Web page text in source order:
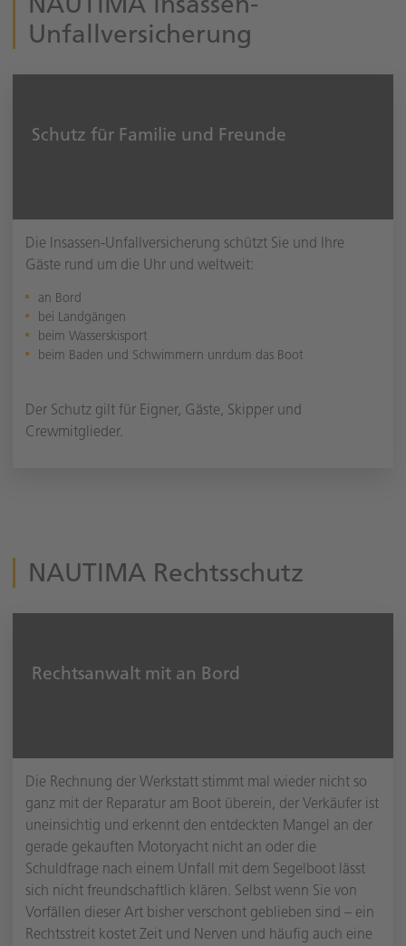
Unfallversicherung
Schutz für Familie und Freunde
Die Insassen-Unfallversicherung schützt Sie und Ihre
Gäste rund um die Uhr und weltweit:
an Bord
bei Landgängen
beim Wasserskisport
beim Baden und Schwimmern unrdum das Boot
Der Schutz gilt für Eigner, Gäste, Skipper und
Crewmitglieder.
NAUTIMA Rechtsschutz
Rechtsanwalt mit an Bord
Die Rechnung der Werkstatt stimmt mal wieder nicht so
ganz mit der Reparatur am Boot überein, der Verkäufer ist
uneinsichtig und erkennt den entdeckten Mangel an der
gerade gekauften Motoryacht nicht an oder die
Schuldfrage nach einem Unfall mit dem Segelboot lässt
sich nicht freundschaftlich klären. Selbst wenn Sie von
Vorfällen dieser Art bisher verschont geblieben sind – ein
Rechtsstreit kostet Zeit und Nerven und häufig auch eine